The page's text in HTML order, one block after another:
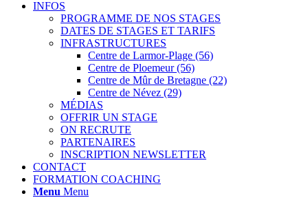
INFOS
PROGRAMME DE NOS STAGES
DATES DE STAGES ET TARIFS
INFRASTRUCTURES
Centre de Larmor-Plage (56)
Centre de Ploemeur (56)
Centre de Mûr de Bretagne (22)
Centre de Névez (29)
MÉDIAS
OFFRIR UN STAGE
ON RECRUTE
PARTENAIRES
INSCRIPTION NEWSLETTER
CONTACT
FORMATION COACHING
Menu Menu